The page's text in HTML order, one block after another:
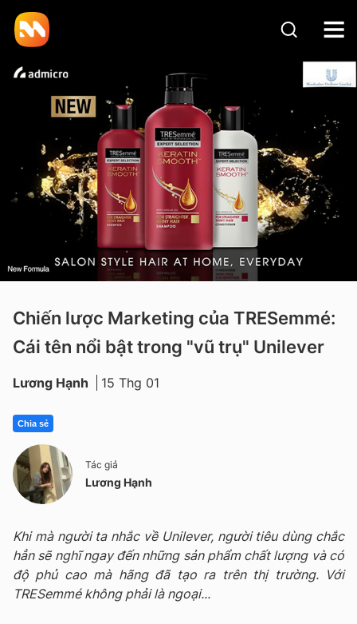
Chiến lược Marketing của TRESemmé:
Cái tên nổi bật trong "vũ trụ" Unilever
Lương Hạnh 15 Thg 01
Chia sẻ
Tác giả
Lương Hạnh
Khi mà người ta nhắc về Unilever, người tiêu dùng chắc
hẳn sẽ nghĩ ngay đến những sản phẩm chất lượng và có
độ phủ cao mà hãng đã tạo ra trên thị trường. Với
TRESemmé không phải là ngoại...